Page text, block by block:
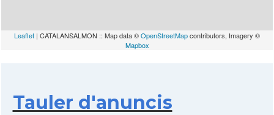
Leaflet | CATALANSALMON :: Map data ©OpenStreetMapcontributors, Imagery ©
Mapbox
Tauler d'anuncis